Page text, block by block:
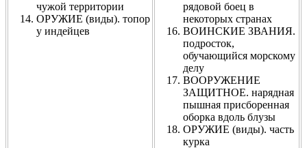
чужой территории
ОРУЖИЕ (виды). топор
у индейцев
рядовой боец в
некоторых странах
ВОИНСКИЕ ЗВАНИЯ.
подросток,
обучающийся морскому
делу
ВООРУЖЕНИЕ
ЗАЩИТНОЕ. нарядная
пышная присборенная
оборка вдоль блузы
ОРУЖИЕ (виды). часть
курка